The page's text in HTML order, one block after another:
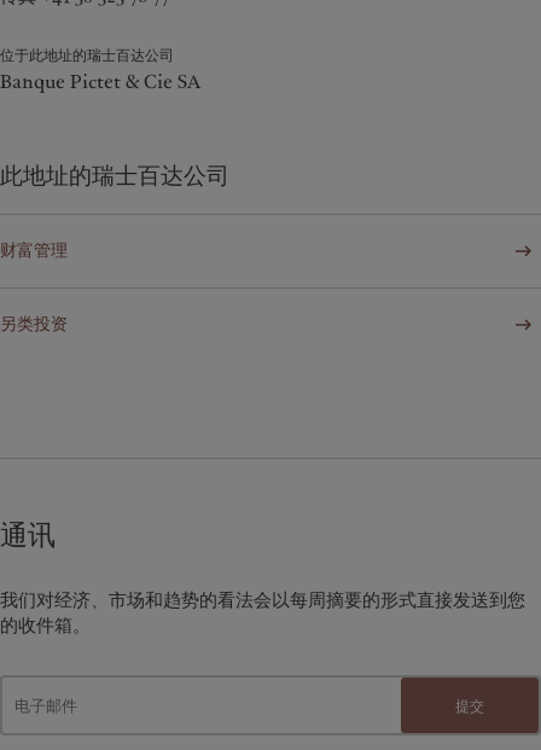
位于此地址的瑞士百达公司
Banque Pictet & Cie SA
此地址的瑞士百达公司
财富管理
另类投资
通讯
我们对经济、市场和趋势的看法会以每周摘要的形式直接发送到您
的收件箱。
提交